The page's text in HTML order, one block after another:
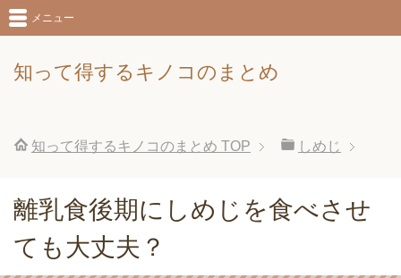
知って得するキノコのまとめ
メニュー
知って得するキノコのまとめ TOP しめじ
離乳食後期にしめじを食べさせ
ても大丈夫？